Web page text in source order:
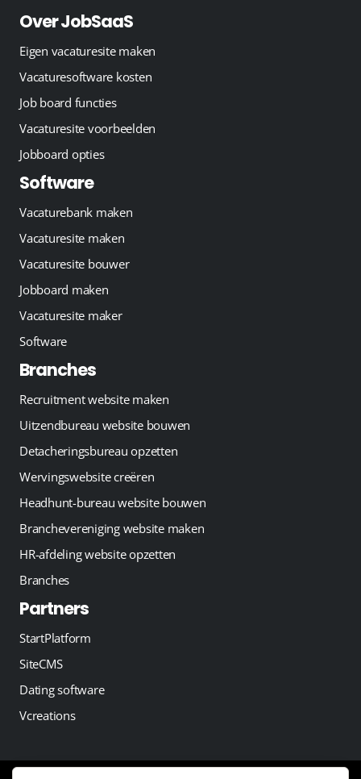
Over JobSaaS
Eigen vacaturesite maken
Vacaturesoftware kosten
Job board functies
Vacaturesite voorbeelden
Jobboard opties
Software
Vacaturebank maken
Vacaturesite maken
Vacaturesite bouwer
Jobboard maken
Vacaturesite maker
Software
Branches
Recruitment website maken
Uitzendbureau website bouwen
Detacheringsbureau opzetten
Wervingswebsite creëren
Headhunt-bureau website bouwen
Branchevereniging website maken
HR-afdeling website opzetten
Branches
Partners
StartPlatform
SiteCMS
Dating software
Vcreations